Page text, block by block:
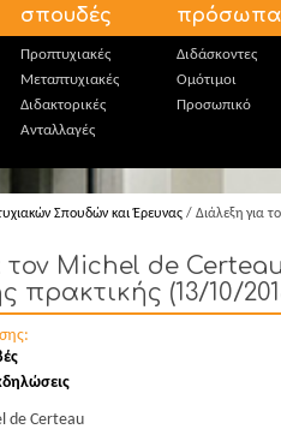
σπουδές
Προπτυχιακές
Μεταπτυχιακές
Διδακτορικές
Ανταλλαγές
πρόσωπα
Διδάσκοντες
Ομότιμοι
Προσωπικό
Σπουδών και Έρευνας / Διάλεξη για
τον Michel de
πρακτικής (13/10/
de Certeau